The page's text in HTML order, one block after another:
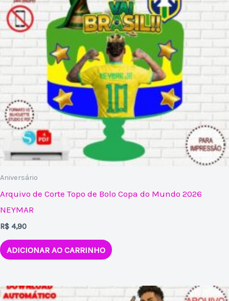
Aniversário
Arquivo de Corte Topo de Bolo Copa do Mundo 2026
NEYMAR
R$ 4,90
ADICIONAR AO CARRINHO